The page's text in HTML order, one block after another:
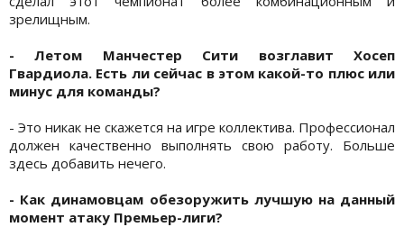
зрелищным.
- Летом Манчестер Сити возглавит Хосеп
Гвардиола. Есть ли сейчас в этом какой-то плюс или
минус для команды?
- Это никак не скажется на игре коллектива. Профессионал
должен качественно выполнять свою работу. Больше
здесь добавить нечего.
- Как динамовцам обезоружить лучшую на данный
момент атаку Премьер-лиги?